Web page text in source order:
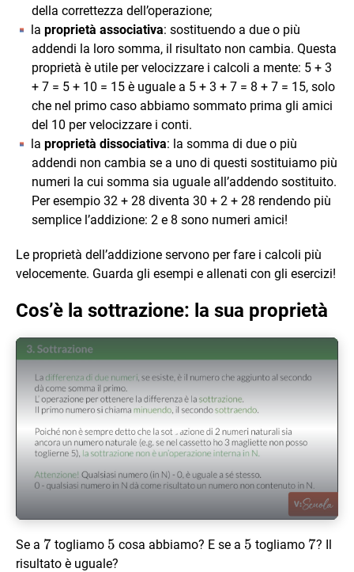
della correttezza dell’operazione;
la proprietà associativa: sostituendo a due o più
addendi la loro somma, il risultato non cambia. Questa
proprietà è utile per velocizzare i calcoli a mente: 5 + 3
+ 7 = 5 + 10 = 15 è uguale a 5 + 3 + 7 = 8 + 7 = 15, solo
che nel primo caso abbiamo sommato prima gli amici
del 10 per velocizzare i conti.
la proprietà dissociativa: la somma di due o più
addendi non cambia se a uno di questi sostituiamo più
numeri la cui somma sia uguale all’addendo sostituito.
Per esempio 32 + 28 diventa 30 + 2 + 28 rendendo più
semplice l’addizione: 2 e 8 sono numeri amici!
Le proprietà dell’addizione servono per fare i calcoli più
velocemente. Guarda gli esempi e allenati con gli esercizi!
Cos’è la sottrazione: la sua proprietà
Play Video
Se a 7
7 togliamo 5
5 cosa abbiamo? E se a 5
5 togliamo 7
7? Il
risultato è uguale?